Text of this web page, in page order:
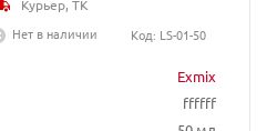
Exmix
ffffff
Курьер, ТК
Нет в наличии
Код: LS-01-50